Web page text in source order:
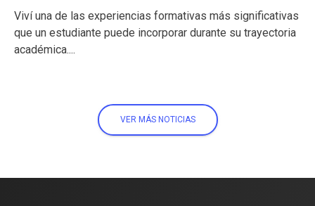
Viví una de las experiencias formativas más significativas
que un estudiante puede incorporar durante su trayectoria
académica....
VER MÁS NOTICIAS